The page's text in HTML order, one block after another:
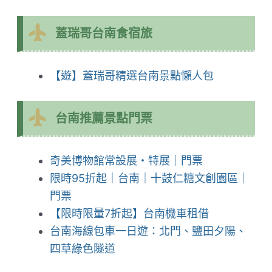
蓋瑞哥台南食宿旅
【遊】蓋瑞哥精選台南景點懶人包
台南推薦景點門票
奇美博物館常設展・特展｜門票
限時95折起｜台南｜十鼓仁糖文創園區｜
門票
【限時限量7折起】台南機車租借
台南海線包車一日遊：北門、鹽田夕陽、
四草綠色隧道